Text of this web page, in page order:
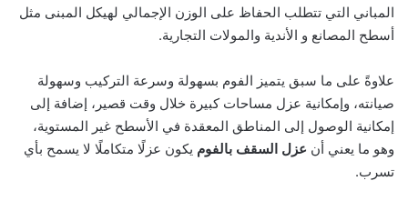
المباني التي تتطلب الحفاظ على الوزن الإجمالي لهيكل المبنى مثل
أسطح المصانع و الأندية والمولات التجارية.
علاوةً على ما سبق يتميز الفوم بسهولة وسرعة التركيب وسهولة
صيانته، وإمكانية عزل مساحات كبيرة خلال وقت قصير، إضافة إلى
إمكانية الوصول إلى المناطق المعقدة في الأسطح غير المستوية،
وهو ما يعني أن عزل السقف بالفوم يكون عزلًا متكاملًا لا يسمح بأي
تسرب.